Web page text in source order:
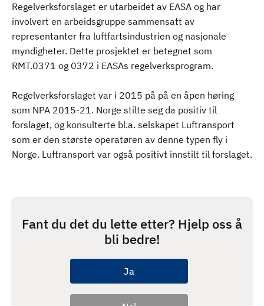
Regelverksforslaget er utarbeidet av EASA og har
involvert en arbeidsgruppe sammensatt av
representanter fra luftfartsindustrien og nasjonale
myndigheter. Dette prosjektet er betegnet som
RMT.0371 og 0372 i EASAs regelverksprogram.
Regelverksforslaget var i 2015 på på en åpen høring
som NPA 2015-21. Norge stilte seg da positiv til
forslaget, og konsulterte bl.a. selskapet Luftransport
som er den største operatøren av denne typen fly i
Norge. Luftransport var også positivt innstilt til forslaget.
Fant du det du lette etter? Hjelp oss å
bli bedre!